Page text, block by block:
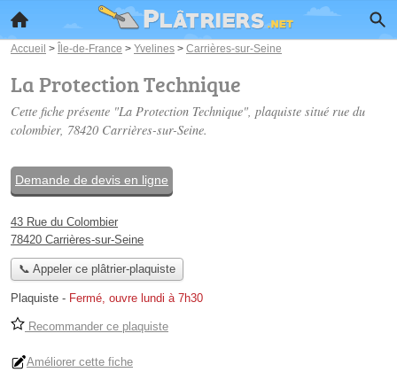
Accueil > Île-de-France > Yvelines > Carrières-sur-Seine
La Protection Technique
Cette fiche présente "La Protection Technique", plaquiste situé rue du
colombier, 78420 Carrières-sur-Seine.
Demande de devis en ligne
43 Rue du Colombier
78420 Carrières-sur-Seine
📞 Appeler ce plâtrier-plaquiste
Plaquiste - Fermé, ouvre lundi à 7h30
Recommander ce plaquiste
Améliorer cette fiche